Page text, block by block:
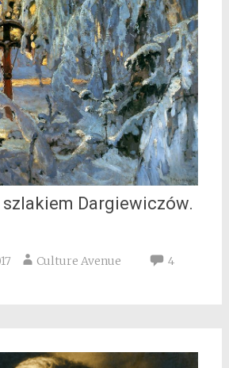
Dargiewiczów.
Culture Avenue
4